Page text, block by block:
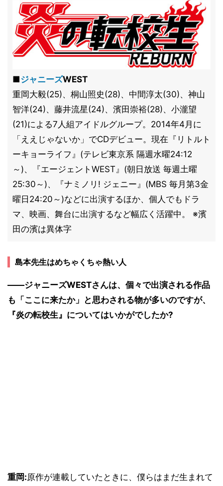
■ジャニーズWEST
重岡大毅(25)、桐山照史(28)、中間淳太(30)、神山
智洋(24)、藤井流星(24)、濱田崇裕(28)、小瀧望
(21)による7人組アイドルグループ。2014年4月に
「ええじゃないか」でCDデビュー。現在『リトルト
ーキョーライフ』(テレビ東京系 隔週水曜24:12
～)、『エージェントWEST』(朝日放送 毎週土曜
25:30～)、『ナミノリ! ジェニー』(MBS 毎月第3金
曜日24:20～)などに出演するほか、個人でもドラ
マ、映画、舞台に出演するなど幅広く活躍中。 ※濱
田の濱は異体字
島本先生はめちゃくちゃ熱い人
――ジャニーズWESTさんは、個々で出演される作品
も「ここに来たか」と思わされる物が多いのですが、
『炎の転校生』についてはいかがでしたか?
重岡:原作が連載していたときに、僕らはまだ生まれて